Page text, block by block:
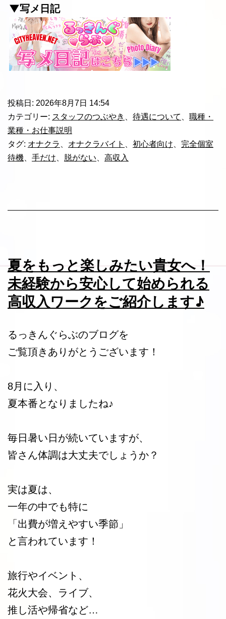
▼写メ日記
投稿日: 2026年8月7日 14:54
カテゴリー: スタッフのつぶやき 待遇について
職種・
業種・お仕事説明
タグ: オナクラ オナクラバイト 初心者向け
完全個室
待機
手だけ 脱がない 高収入
夏をもっと楽しみたい貴女へ！
未経験から安心して始められる
高収入ワークをご紹介します♪
るっきんぐらぶのブログを
ご覧頂きありがとうございます！
8月に入り、
夏本番となりましたね♪
毎日暑い日が続いていますが、
皆さん体調は大丈夫でしょうか？
実は夏は、
一年の中でも特に
「出費が増えやすい季節」
と言われています！
旅行やイベント、
花火大会、ライブ、
推し活や帰省など…